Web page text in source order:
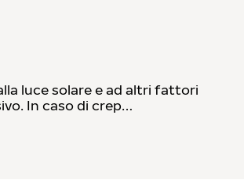
luce solare e ad altri fattori
In caso di crep…